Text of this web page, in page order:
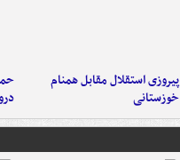
پیروزی استقلال مقابل همنام
خوزستانی